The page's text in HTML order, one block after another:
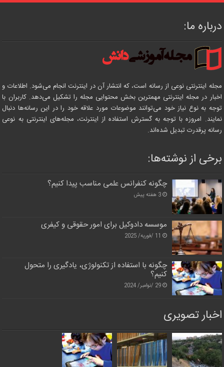
درباره ما:
مجله اینترنتی نوعی از رسانه است، که انتشار آن در اینترنت انجام می‌شود. اطلاعات و
اخبار در مجله اینترنتی مهمترین بخش محتوایی مجله را تشکیل می‌دهد. کاربران با
توجه به نوع نیاز خود می‌توانند موضوعات مورد علاقه خود را در این رسانه‌ها دنبال
نمایند. امروزه با توجه به گسترش استفاده از اینترنت، مجله‌های اینترنتی به نوعی
رسانه پرقدرت تبدیل شده‌اند.
برخی از نوشته‌ها:
چگونه کنفرانس علمی مناسب پیدا کنیم؟
3 هفته پیش
موسسه دادوکیل برای امور حقوقی و کیفری
11 /فوریه/ 2025
چگونه با استفاده از تکنولوژی، یادگیری را متحول
کنیم؟
29 /نوامبر/ 2024
اخبار تصویری